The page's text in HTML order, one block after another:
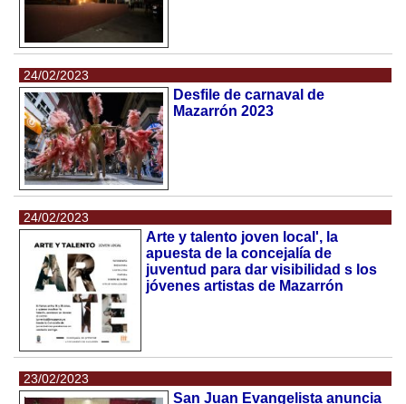
24/02/2023
Desfile de carnaval de
Mazarrón 2023
24/02/2023
Arte y talento joven local', la
apuesta de la concejalía de
juventud para dar visibilidad s los
jóvenes artistas de Mazarrón
23/02/2023
San Juan Evangelista anuncia